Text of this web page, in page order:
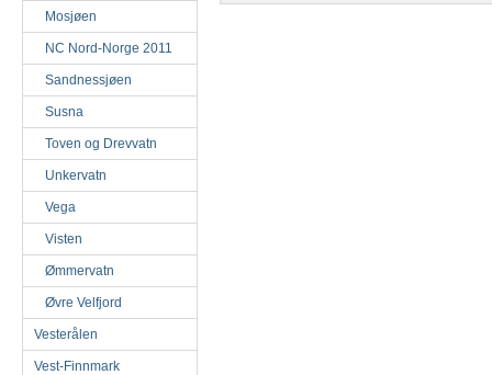
Mosjøen
NC Nord-Norge 2011
Sandnessjøen
Susna
Toven og Drevvatn
Unkervatn
Vega
Visten
Ømmervatn
Øvre Velfjord
Vesterålen
Vest-Finnmark